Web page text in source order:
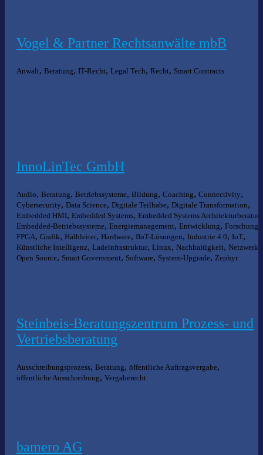
Vogel & Partner Rechtsanwälte mbB
Anwalt, Beratung, IT-Recht, Legal Tech, Recht, Smart Contracts
InnoLinTec GmbH
Audio, Beratung, Betriebssysteme, Bildung, Coaching, Connectivity,
Cybersecurity, Data Science, Digitale Teilhabe, Digitale Transformation,
Embedded HMI, Embedded Systems, Embedded Systems
Embedded-Betriebssysteme, Energiemanagement, Entwicklung, Forschung
FPGA, Grafik, Halbleiter, Hardware, IIoT-Lösungen, Industrie 4.0, IoT,
Künstliche Intelligenz, Ladeinfrastruktur, Linux, Nachhaltigkeit, Netzwerke
Open Source, Smart Government, Software, System-Upgrade, Zephyr
Steinbeis-Beratungszentrum Prozess- und
Vertriebsberatung
Ausschreibungsprozess, Beratung, öffentliche Auftragsvergabe,
öffentliche Ausschreibung, Vergaberecht
bamero AG